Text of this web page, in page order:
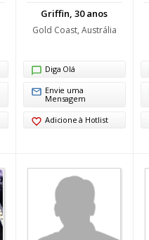
Griffin, 30 anos
Gold Coast, Austrália
Diga Olá
Envie uma
Mensagem
Adicione à Hotlist